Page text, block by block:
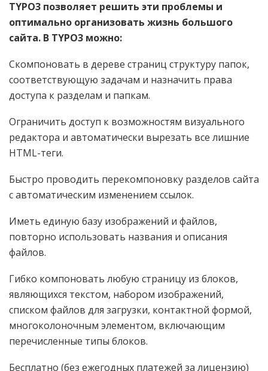
TYPO3 позволяет решить эти проблемы и
оптимально организовать жизнь большого
сайта. В TYPO3 можно:
Скомпоновать в дереве страниц структуру папок,
соответствующую задачам и назначить права
доступа к разделам и папкам.
Ограничить доступ к возможностям визуального
редактора и автоматически вырезать все лишние
HTML-теги.
Быстро проводить перекомпоновку разделов сайта
с автоматическим изменением ссылок.
Иметь единую базу изображений и файлов,
повторно использовать названия и описания
файлов.
Гибко компоновать любую страницу из блоков,
являющихся текстом, набором изображений,
списком файлов для загрузки, контактной формой,
многоколоночным элементом, включающим
перечисленные типы блоков.
Бесплатно (без ежегодных платежей за лицензию)